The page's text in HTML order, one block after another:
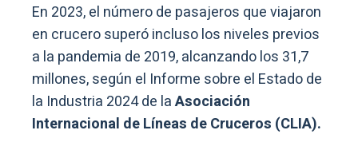
En 2023, el número de pasajeros que viajaron
en crucero superó incluso los niveles previos
a la pandemia de 2019, alcanzando los 31,7
millones, según el Informe sobre el Estado de
la Industria 2024 de laAsociación
Internacional de Líneas de Cruceros (CLIA).